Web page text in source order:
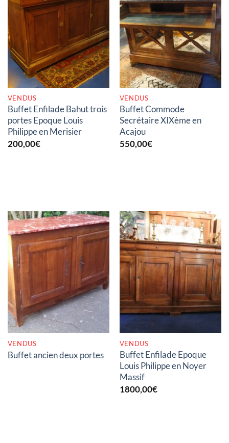
RUPTURE DE STOCK
VENDUS
Buffet Enfilade Bahut trois
portes Epoque Louis
Philippe en Merisier
200,00€
RUPTURE DE STOCK
VENDUS
Buffet Commode
Secrétaire XIXème en
Acajou
550,00€
RUPTURE DE STOCK
VENDUS
Buffet ancien deux portes
RUPTURE DE STOCK
VENDUS
Buffet Enfilade Epoque
Louis Philippe en Noyer
Massif
1800,00€